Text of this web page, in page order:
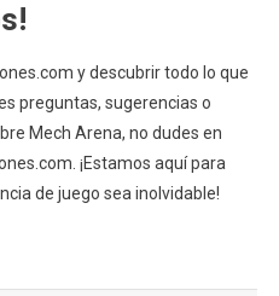
y descubrir todo lo que
preguntas, sugerencias o
Mech Arena, no dudes en
. ¡Estamos aquí para
de juego sea inolvidable!